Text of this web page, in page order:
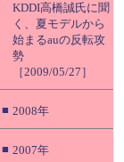
KDDI高橋誠氏に聞
く、夏モデルから
始まるauの反転攻
勢
［2009/05/27］
■ 2008年
■ 2007年